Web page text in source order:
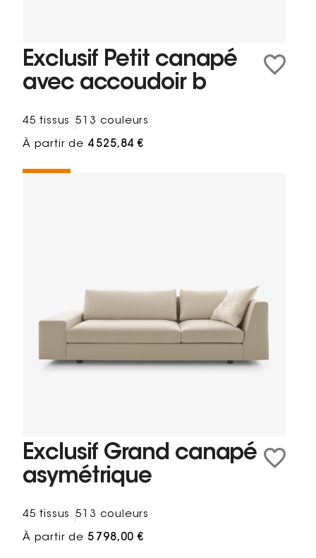
Exclusif Petit canapé
avec accoudoir b
45 tissus 513 couleurs
À partir de 4 525,84 €
Exclusif Grand canapé
asymétrique
45 tissus 513 couleurs
À partir de 5 798,00 €